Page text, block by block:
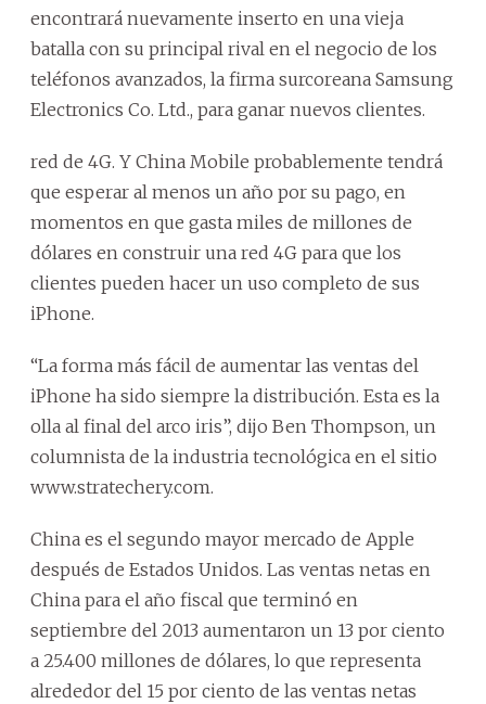
encontrará nuevamente inserto en una vieja
batalla con su principal rival en el negocio de los
teléfonos avanzados, la firma surcoreana Samsung
Electronics Co. Ltd., para ganar nuevos clientes.
red de 4G. Y China Mobile probablemente tendrá
que esperar al menos un año por su pago, en
momentos en que gasta miles de millones de
dólares en construir una red 4G para que los
clientes pueden hacer un uso completo de sus
iPhone.
“La forma más fácil de aumentar las ventas del
iPhone ha sido siempre la distribución. Esta es la
olla al final del arco iris”, dijo Ben Thompson, un
columnista de la industria tecnológica en el sitio
www.stratechery.com.
China es el segundo mayor mercado de Apple
después de Estados Unidos. Las ventas netas en
China para el año fiscal que terminó en
septiembre del 2013 aumentaron un 13 por ciento
a 25.400 millones de dólares, lo que representa
alrededor del 15 por ciento de las ventas netas